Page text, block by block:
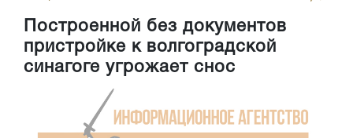
Построенной без документов
пристройке к волгоградской
синагоге угрожает снос